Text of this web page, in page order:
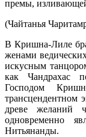
премы,
(Чайтанья
В Кришна-Лиле
женами
искусным
как Чандрахас
Господом
трансцендентном
древе желаний
одновременно
Нитьянанды.